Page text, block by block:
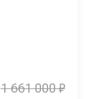
1 661 000 ₽